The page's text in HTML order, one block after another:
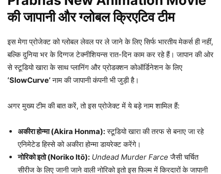
की जापानी और ग्लोबल क्रिएटिव टीम
इस मेगा प्रोजेक्ट को ग्लोबल लेवल पर ले जाने के लिए सिर्फ भारतीय मेकर्स ही नहीं,
बल्कि दुनिया भर के दिग्गज टेक्नीशियन्स रात-दिन काम कर रहे हैं। जापान की ओर
से स्टूडियो खारा के साथ प्लानिंग और प्रोडक्शन कोऑर्डिनेशन के लिए
‘SlowCurve’नाम की जापानी कंपनी भी जुड़ी है।
अगर मुख्य टीम की बात करें, तो इस प्रोजेक्ट में ये बड़े नाम शामिल हैं:
अकीरा होन्मा (Akira Honma):स्टूडियो खारा की तरफ से बनाए जा रहे
एनिमेटेड हिस्से को अकीरा होन्मा डायरेक्ट करेंगे।
नोरिको इतो (Noriko Itō): Undead Murder Farce जैसी चर्चित
सीरीज के लिए जानी जाने वाली नोरिको इतो इस फिल्म में किरदारों के जापानी